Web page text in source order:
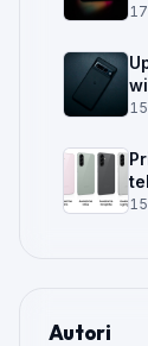
Autori